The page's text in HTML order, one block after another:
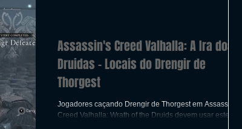
Assassin's Creed Valhalla: A Ira dos
Druidas - Locais do Drengir de
Thorgest
Jogadores caçando Drengir de Thorgest em Assassin's
Creed Valhalla: Wrath of the Druids devem usar este guia